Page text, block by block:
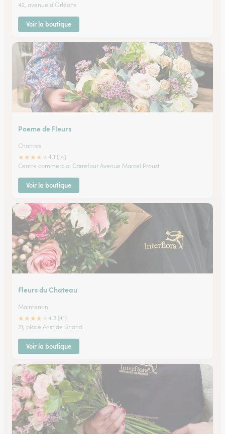
42, avenue d'Orléans
Voir la boutique
Poeme de Fleurs
Chartres
★★★★
4.1 (14)
Centre commercial Carrefour Avenue Marcel Proust
Voir la boutique
Fleurs du Chateau
Maintenon
★★★★
4.3 (41)
21, place Aristide Briand
Voir la boutique